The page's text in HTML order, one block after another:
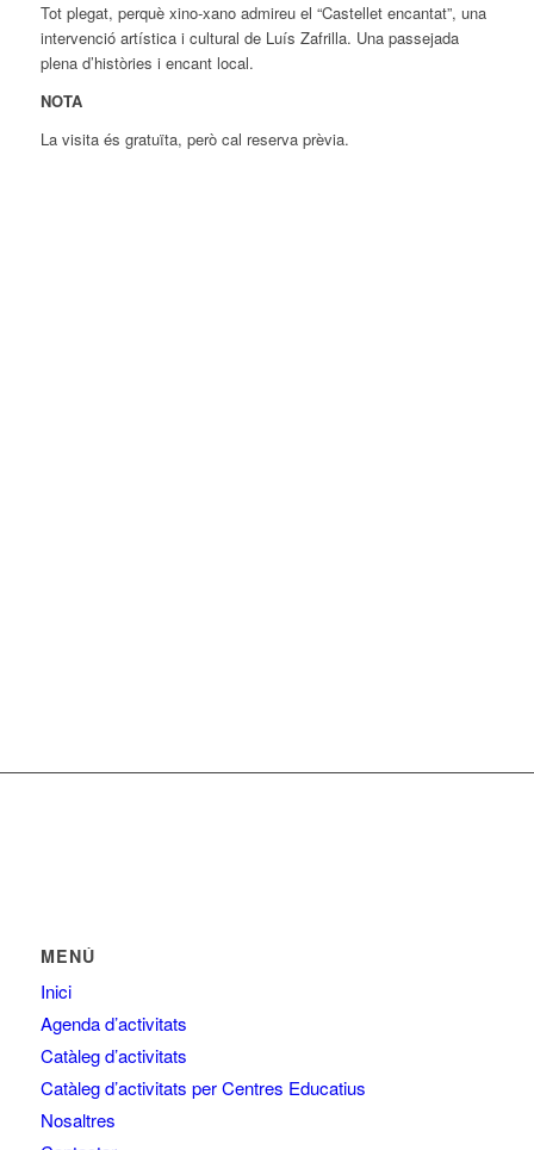
Tot plegat, perquè xino-xano admireu el “Castellet encantat”, una
intervenció artística i cultural de Luís Zafrilla. Una passejada
plena d’històries i encant local.
NOTA
La visita és gratuïta, però cal reserva prèvia.
MENÚ
Inici
Agenda d’activitats
Catàleg d’activitats
Catàleg d’activitats per Centres Educatius
Nosaltres